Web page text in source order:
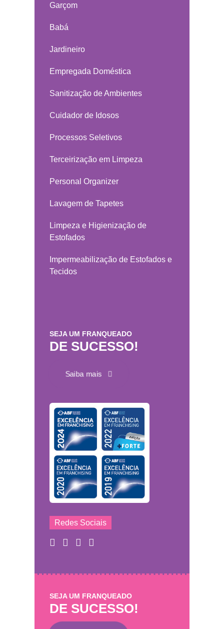
Garçom
Babá
Jardineiro
Empregada Doméstica
Sanitização de Ambientes
Cuidador de Idosos
Processos Seletivos
Terceirização em Limpeza
Personal Organizer
Lavagem de Tapetes
Limpeza e Higienização de
Estofados
Impermeabilização de Estofados e
Tecidos
SEJA UM FRANQUEADO
DE SUCESSO!
Saiba mais
Redes Sociais
SEJA UM FRANQUEADO
DE SUCESSO!